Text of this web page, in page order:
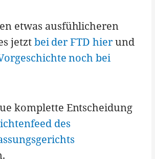
etwas ausfühlicheren
jetztbei der FTD hierund
noch bei
komplette Entscheidung
des